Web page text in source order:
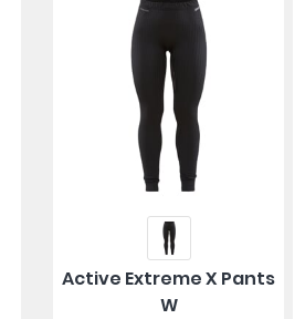
Active Extreme X Pants
W